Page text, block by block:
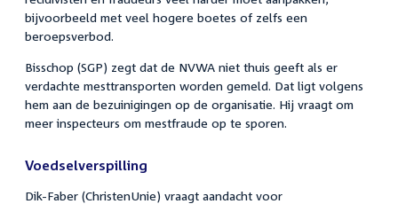
bijvoorbeeld met veel hogere boetes of zelfs een
beroepsverbod.
Bisschop (SGP) zegt dat de NVWA niet thuis geeft als er
verdachte mesttransporten worden gemeld. Dat ligt volgens
hem aan de bezuinigingen op de organisatie. Hij vraagt om
meer inspecteurs om mestfraude op te sporen.
Voedselverspilling
Dik-Faber (ChristenUnie) vraagt aandacht voor